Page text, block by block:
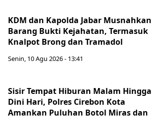
KDM dan Kapolda Jabar Musnahkan
Barang Bukti Kejahatan, Termasuk
Knalpot Brong dan Tramadol
Senin, 10 Agu 2026 - 13:41
Sisir Tempat Hiburan Malam Hingga
Dini Hari, Polres Cirebon Kota
Amankan Puluhan Botol Miras dan